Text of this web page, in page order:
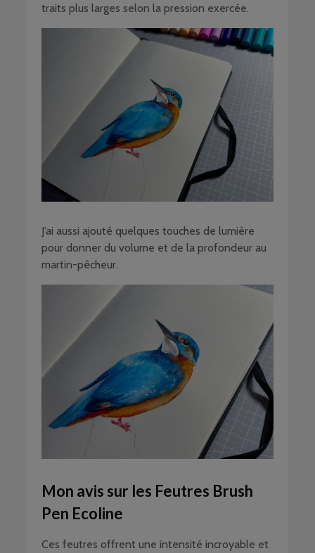
traits plus larges selon la pression exercée.
J’ai aussi ajouté quelques touches de lumière
pour donner du volume et de la profondeur au
martin-pêcheur.
Mon avis sur les Feutres Brush
Pen Ecoline
Ces feutres offrent une intensité incroyable et